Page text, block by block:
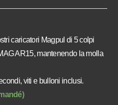
caricatori Magpul di 5 colpi
AR15, mantenendo la molla
viti e bulloni inclusi.